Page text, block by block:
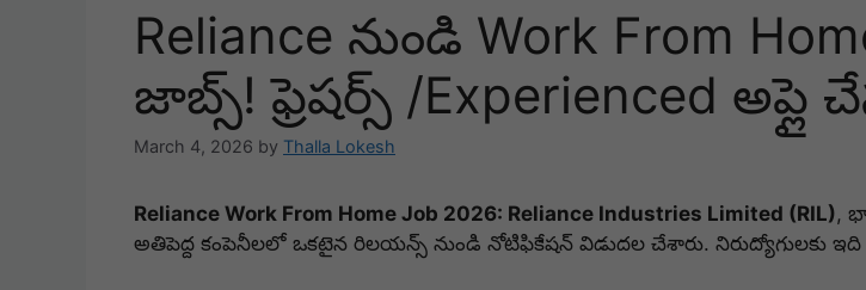
Reliance నుండి Work From
జాబ్స్! ఫ్రెషర్స్ /Experienced అప్లై
March 4, 2026 by Thalla Lokesh
Reliance Work From Home Job 2026: Reliance Industries Limited (RIL),
అతిపెద్ద కంపెనీలలో ఒకటైన రిలయన్స్ నుండి నోటిఫికేషన్ విడుదల చేశారు. నిరుద్యోగులకు